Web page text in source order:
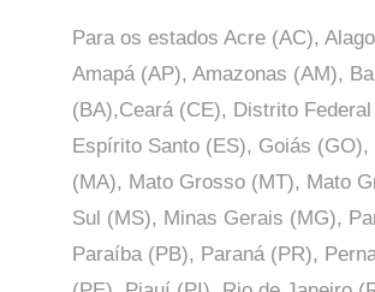
Para os estados Acre (AC),
Amapá (AP), Amazonas (AM),
(BA),Ceará (CE), Distrito Federal
Espírito Santo (ES), Goiás (GO),
(MA), Mato Grosso (MT), Mato
Sul (MS), Minas Gerais (MG),
Paraíba (PB), Paraná (PR),